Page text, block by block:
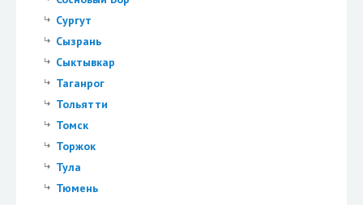
Сургут
Сызрань
Сыктывкар
Таганрог
Тольятти
Томск
Торжок
Тула
Тюмень